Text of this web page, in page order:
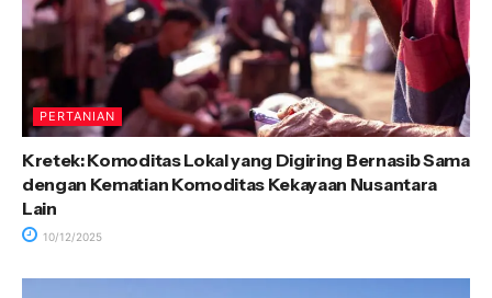
PERTANIAN
Kretek: Komoditas Lokal yang Digiring Bernasib Sama
dengan Kematian Komoditas Kekayaan Nusantara
Lain
10/12/2025